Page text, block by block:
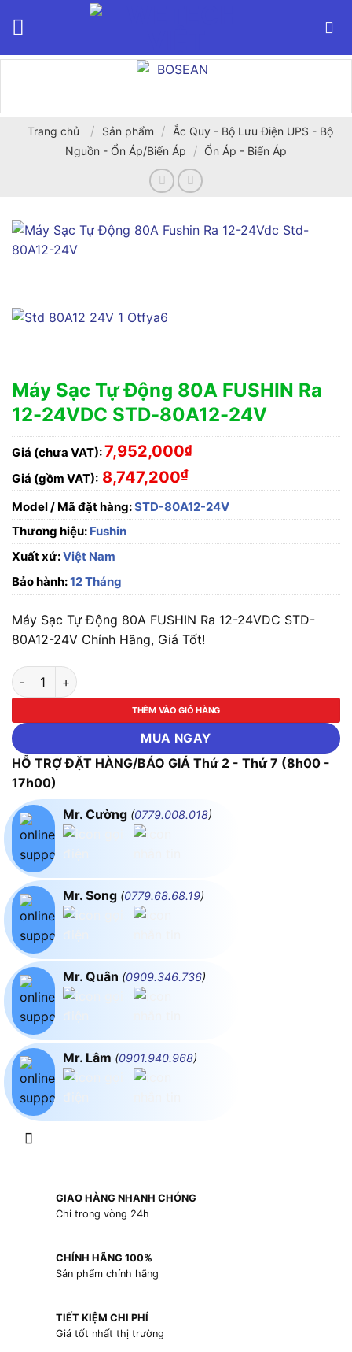
Trang chủ / Sản phẩm /
Ắc Quy - Bộ Lưu Điện UPS - Bộ
Nguồn - Ổn Áp/Biến Áp
/ Ổn Áp - Biến Áp
Máy Sạc Tự Động 80A FUSHIN Ra
12-24VDC STD-80A12-24V
Giá (chưa VAT):7,952,000₫
Giá (gồm VAT): 8,747,200₫
Model / Mã đặt hàng:STD-80A12-24V
Thương hiệu: Fushin
Xuất xứ:Việt Nam
Bảo hành:12 Tháng
Máy Sạc Tự Động 80A FUSHIN Ra 12-24VDC STD-
80A12-24V Chính Hãng, Giá Tốt!
Máy Sạc Tự Động 80A FUSHIN Ra 12-24VDC STD-80A12-
THÊM VÀO GIỎ HÀNG
MUA NGAY
HỖ TRỢ ĐẶT HÀNG/BÁO GIÁ Thứ 2 - Thứ 7 (8h00 -
17h00)
Mr. Cường (0779.008.018)
Mr. Song (0779.68.68.19)
Mr. Quân (0909.346.736)
Mr. Lâm (0901.940.968)
GIAO HÀNG NHANH CHÓNG
Chỉ trong vòng 24h
CHÍNH HÃNG 100%
Sản phẩm chính hãng
TIẾT KIỆM CHI PHÍ
Giá tốt nhất thị trường